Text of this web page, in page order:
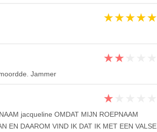
★★★★★
★★
Jammer
★
jacqueline OMDAT MIJN ROEPNAAM
EN DAAROM VIND IK DAT IK MET EEN VALSE